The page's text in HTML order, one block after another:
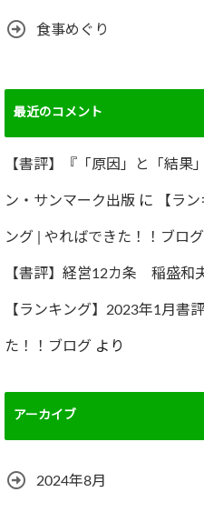
食事めぐり
最近のコメント
【書評】『「原因」と「結果
ン・サンマーク出版 に 【ラ
ング | やればできた！！ブログ
【書評】経営12カ条 稲盛和
【ランキング】2023年1月書
た！！ブログ より
アーカイブ
2024年8月